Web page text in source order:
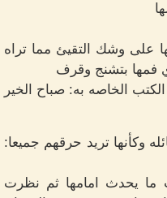
على وشك التقيئ مما تراه
فمها بتشنج وقرف
الخاصه به: صباح الخير
وكأنها تريد حرقهم جميعا:
يحدث امامها ثم نظرت